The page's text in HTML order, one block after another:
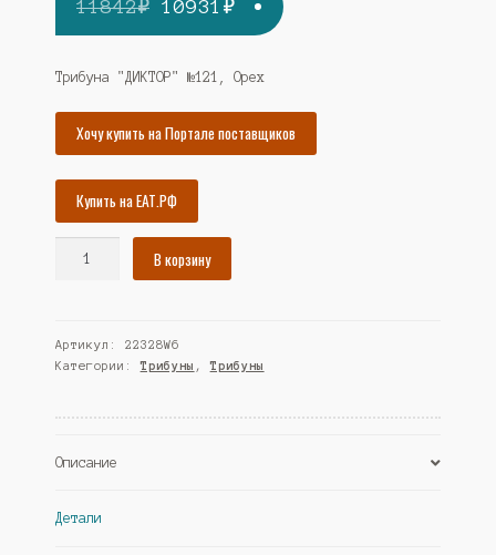
11842₽ Первоначальная
цена
составляла
11842₽.
10931 ₽Текущая
цена:
10931₽.
Трибуна "ДИКТОР" №121, Орех
Хочу купить на Портале поставщиков
Купить на ЕАТ.РФ
№121,
Орех
В корзину
Артикул: 22328W6
Категории:Трибуны ,Трибуны
Описание
Детали